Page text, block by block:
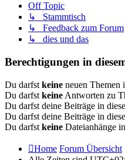
Off Topic
↳ Stammtisch
↳ Feedback zum Forum
↳ dies und das
Berechtigungen in
Du darfst keine neuen Themen
Du darfst keine Antworten zu
Du darfst deine Beiträge in
Du darfst deine Beiträge in
Du darfst keine Dateianhänge
Home Forum Übersicht